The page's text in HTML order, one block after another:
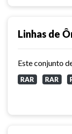
Linhas de
RAR RAR